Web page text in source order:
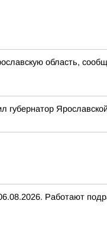
область,
Работают